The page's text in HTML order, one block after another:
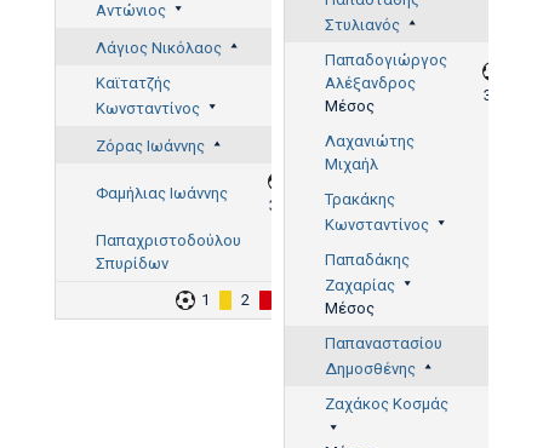
Αντώνιος
Λάγιος Νικόλαος
Καϊτατζής
Κωνσταντίνος
Ζόρας Ιωάννης
Φαμήλιας Ιωάννης
36'
Παπαχριστοδούλου
Σπυρίδων
1
2
Στυλιανός
Παπαδογιώργος
Αλέξανδρος
Μέσος
33'
Λαχανιώτης
Μιχαήλ
Τρακάκης
Κωνσταντίνος
Παπαδάκης
Ζαχαρίας
Μέσος
Παπαναστασίου
Δημοσθένης
Ζαχάκος Κοσμάς